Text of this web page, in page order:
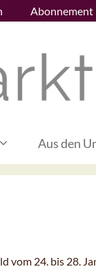
Abonnement
Aus den
24. bis 28.